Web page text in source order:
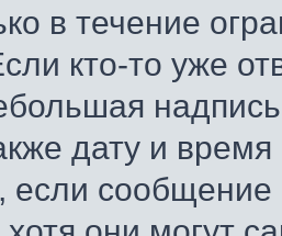
в течение
кто-то уже
дату и
если